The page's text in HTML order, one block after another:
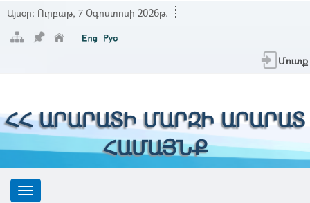
Այսօր: Ուրբաթ, 7 Օգոստոսի 2026թ.
Մուտք
ՀՀ ԱՐԱՐԱՏԻ ՄԱՐԶԻ ԱՐԱՐԱՏ
ՀԱՄԱՅՆՔ